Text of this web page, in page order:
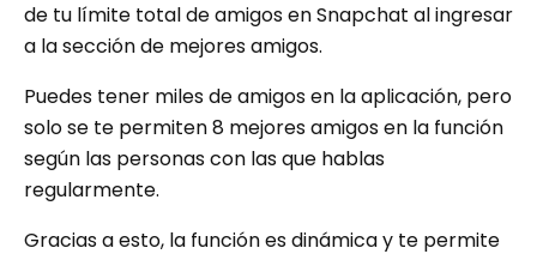
de tu límite total de amigos en Snapchat al ingresar
a la sección de mejores amigos.
Puedes tener miles de amigos en la aplicación, pero
solo se te permiten 8 mejores amigos en la función
según las personas con las que hablas
regularmente.
Gracias a esto, la función es dinámica y te permite